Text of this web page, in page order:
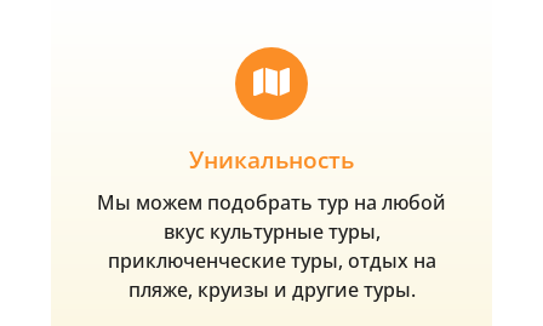
Уникальность
Мы можем подобрать тур на любой
вкус культурные туры,
приключенческие туры, отдых на
пляже, круизы и другие туры.